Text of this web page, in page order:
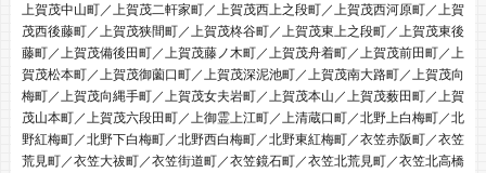
上賀茂中山町／上賀茂二軒家町／上賀茂西上之段町／上賀茂西河原町／上賀
茂西後藤町／上賀茂狭間町／上賀茂柊谷町／上賀茂東上之段町／上賀茂東後
藤町／上賀茂備後田町／上賀茂藤ノ木町／上賀茂舟着町／上賀茂前田町／上
賀茂松本町／上賀茂御薗口町／上賀茂深泥池町／上賀茂南大路町／上賀茂向
梅町／上賀茂向縄手町／上賀茂女夫岩町／上賀茂本山／上賀茂薮田町／上賀
茂山本町／上賀茂六段田町／上御霊上江町／上清蔵口町／北野上白梅町／北
野紅梅町／北野下白梅町／北野西白梅町／北野東紅梅町／衣笠赤阪町／衣笠
荒見町／衣笠大祓町／衣笠街道町／衣笠鏡石町／衣笠北荒見町／衣笠北高橋